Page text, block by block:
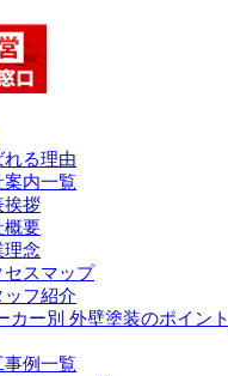
れる理由
案内一覧
挨拶
概要
理念
セスマップ
ッフ紹介
カー別 外壁塗装のポイント
事例一覧